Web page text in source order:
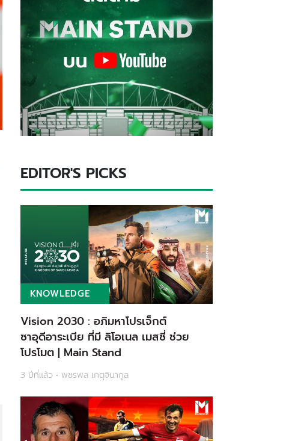
EDITOR'S PICKS
KNOWLEDGE
Vision 2030 : อภิมหาโปรเจ็กต์
ซาอุดีอาระเบีย ที่มี ลิโอเนล เมสซี่ ช่วย
โปรโมต | Main Stand
3 ปีที่แล้ว • พชรพล เกตุจินากูล